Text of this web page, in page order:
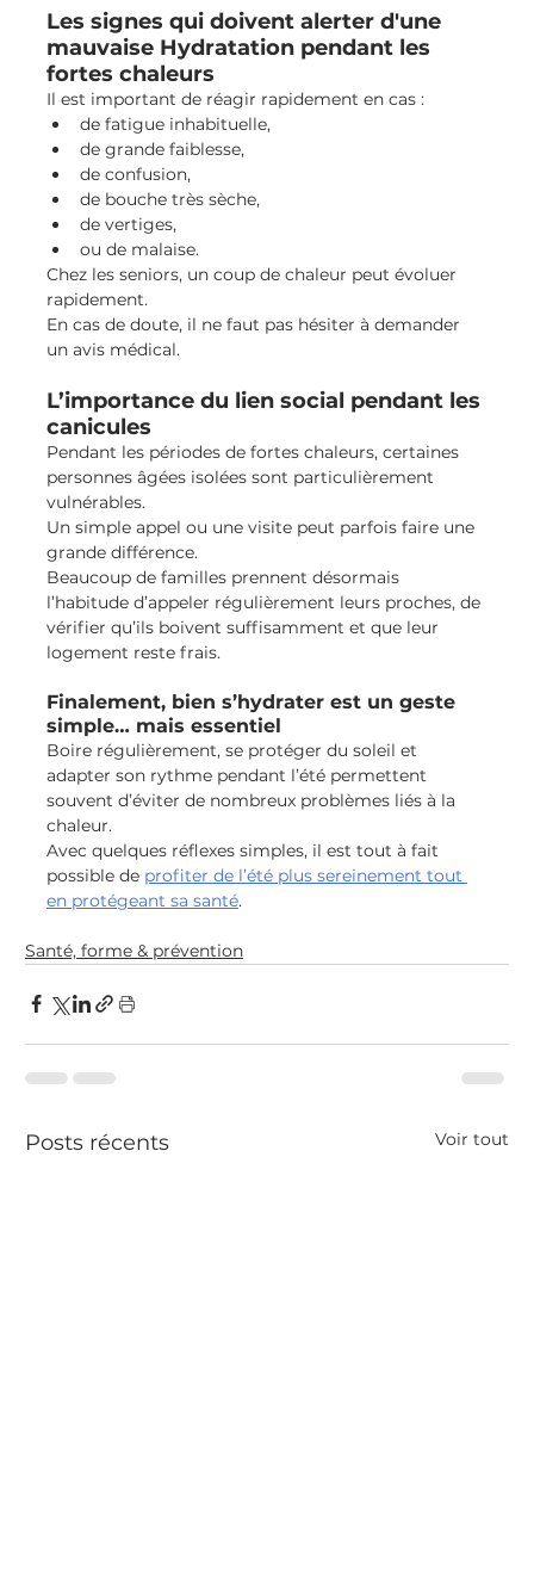
Les signes qui doivent alerter d'une
mauvaise Hydratation pendant les
fortes chaleurs
Il est important de réagir rapidement en cas :
de fatigue inhabituelle,
de grande faiblesse,
de confusion,
de bouche très sèche,
de vertiges,
ou de malaise.
Chez les seniors, un coup de chaleur peut évoluer
rapidement.
En cas de doute, il ne faut pas hésiter à demander
un avis médical.
L’importance du lien social pendant les
canicules
Pendant les périodes de fortes chaleurs, certaines
personnes âgées isolées sont particulièrement
vulnérables.
Un simple appel ou une visite peut parfois faire une
grande différence.
Beaucoup de familles prennent désormais
l’habitude d’appeler régulièrement leurs proches, de
vérifier qu’ils boivent suffisamment et que leur
logement reste frais.
Finalement, bien s’hydrater est un geste
simple… mais essentiel
Boire régulièrement, se protéger du soleil et
adapter son rythme pendant l’été permettent
souvent d’éviter de nombreux problèmes liés à la
chaleur.
Avec quelques réflexes simples, il est tout à fait
possible de profiter de l’été plus sereinement tout
en protégeant sa santé.
Santé, forme & prévention
Posts récents Voir tout